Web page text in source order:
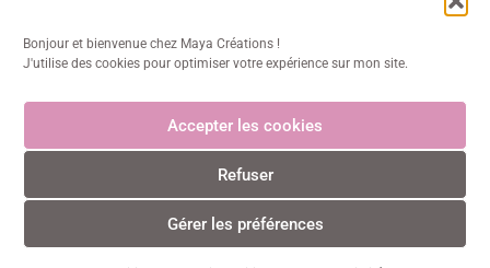
Bonjour et bienvenue chez Maya Créations !
J'utilise des cookies pour optimiser votre expérience sur mon site.
Accepter les cookies
Refuser
Gérer les préférences
Maya Créations
info@mayacreations.fr CGU•CGV•Politique de confidentialité•Politique des
Mentions légales© Maya Créations • Tous droits réservés • 2024
Paiements CB sécurisés et certifiés 3D Secure avec Stripe
0 0